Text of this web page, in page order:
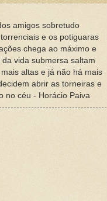
amigos sobretudo
e os potiguaras
chega ao máximo e
vida submersa saltam
altas e já não há mais
abrir as torneiras e
no céu - Horácio Paiva